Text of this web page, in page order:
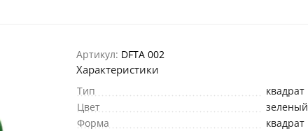
Артикул: DFTA 002
Характеристики
Тип
квадрат
Цвет
зеленый
Форма
квадрат